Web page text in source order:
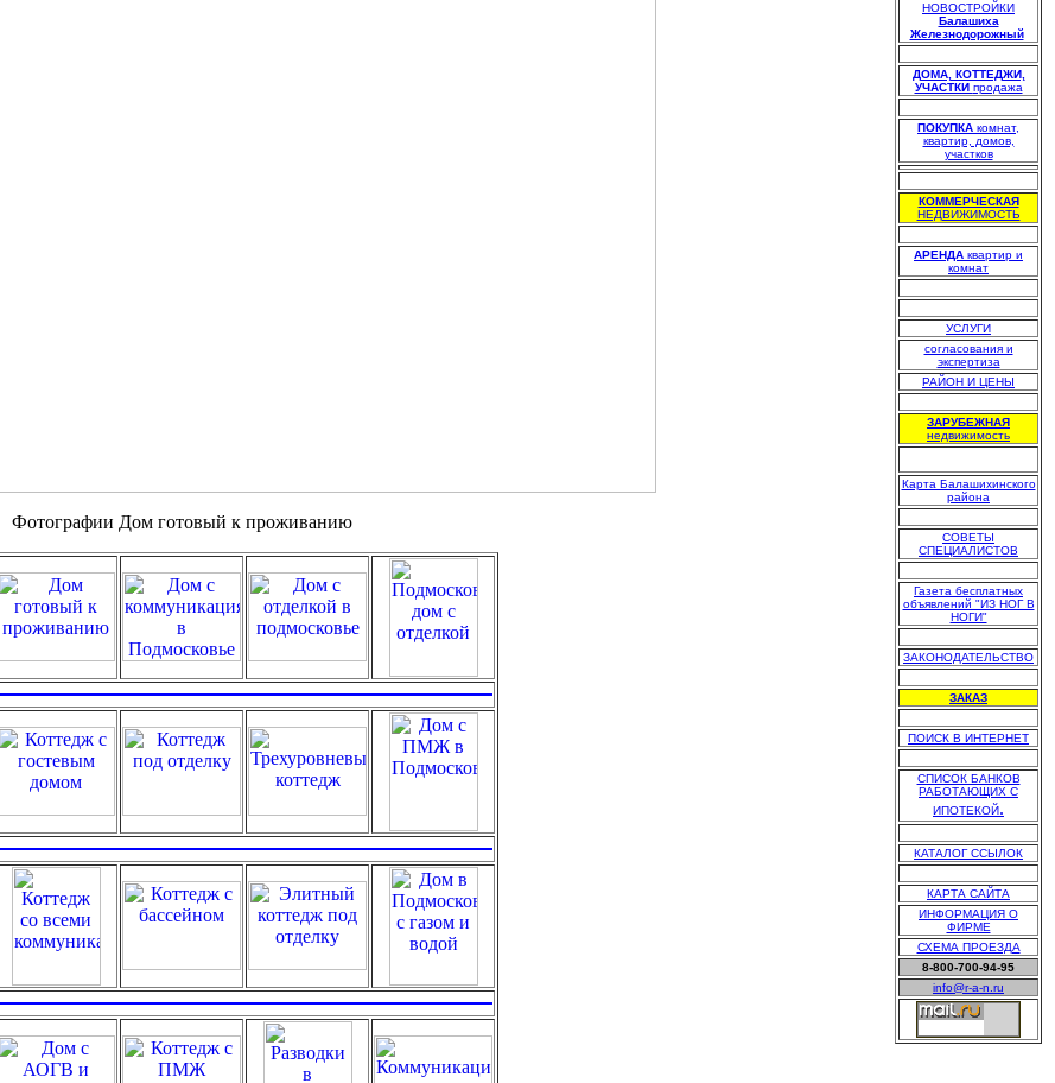
Фотографии Дом готовый к проживанию
НОВОСТРОЙКИ
Балашиха
Железнодорожный.
ДОМА, КОТТЕДЖИ,
УЧАСТКИ продажа
ПОКУПКА комнат,
квартир, домов,
участков
КОММЕРЧЕСКАЯ
НЕДВИЖИМОСТЬ
АРЕНДА квартир и
комнат
УСЛУГИ
согласования и
экспертиза
РАЙОН И ЦЕНЫ
ЗАРУБЕЖНАЯ
недвижимость
Карта Балашихинского
района
СОВЕТЫ
СПЕЦИАЛИСТОВ
Газета бесплатных
объявлений "ИЗ НОГ В
НОГИ"
ЗАКОНОДАТЕЛЬСТВО
ЗАКАЗ
ПОИСК В ИНТЕРНЕТ
СПИСОК БАНКОВ
РАБОТАЮЩИХ С
ИПОТЕКОЙ.
КАТАЛОГ ССЫЛОК
КАРТА САЙТА
ИНФОРМАЦИЯ О
ФИРМЕ
СХЕМА ПРОЕЗДА
8-800-700-94-95
info@r-a-n.ru